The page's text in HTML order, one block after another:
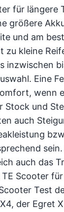
für längere
größere
und am
zu kleine
inzwischen
Eine
wenn
Stock und
auch
auch das
Scooter
Test
der Egret